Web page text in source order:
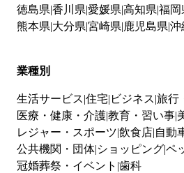
徳島県 香川県 愛媛県 高知県 福岡
熊本県 大分県 宮崎県 鹿児島県 沖
業種別
生活サービス 住宅 ビジネス 旅行
医療・健康・介護教育・習い事
レジャー・スポーツ 飲食店 自動
公共機関・団体 ショッピングペ
冠婚葬祭・イベント 歯科